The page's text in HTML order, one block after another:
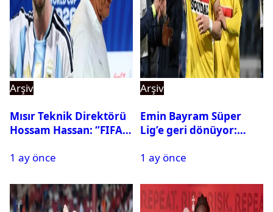
Arşiv
Mısır Teknik Direktörü
Hossam Hassan: ‘’FIFA,
istemiyor’’
1 ay önce
Arşiv
Emin Bayram Süper
Lig’e geri dönüyor:
1 ay önce